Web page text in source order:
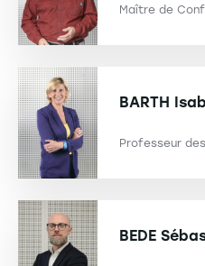
Maître de
BARTH
Professeur
BEDE